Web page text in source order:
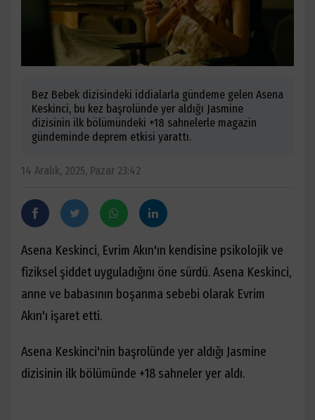
Bez Bebek dizisindeki iddialarla gündeme gelen Asena
Keskinci, bu kez başrolünde yer aldığı Jasmine
dizisinin ilk bölümündeki +18 sahnelerle magazin
gündeminde deprem etkisi yarattı.
14 Aralık, 2025, Pazar 23:42
Asena Keskinci, Evrim Akın'ın kendisine psikolojik ve
fiziksel şiddet uyguladığını öne sürdü. Asena Keskinci,
anne ve babasının boşanma sebebi olarak Evrim
Akın'ı işaret etti.
Asena Keskinci'nin başrolünde yer aldığı Jasmine
dizisinin ilk bölümünde +18 sahneler yer aldı.